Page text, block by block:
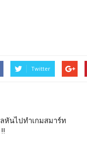
Twitter
หันไปทำเกมสมาร์ท